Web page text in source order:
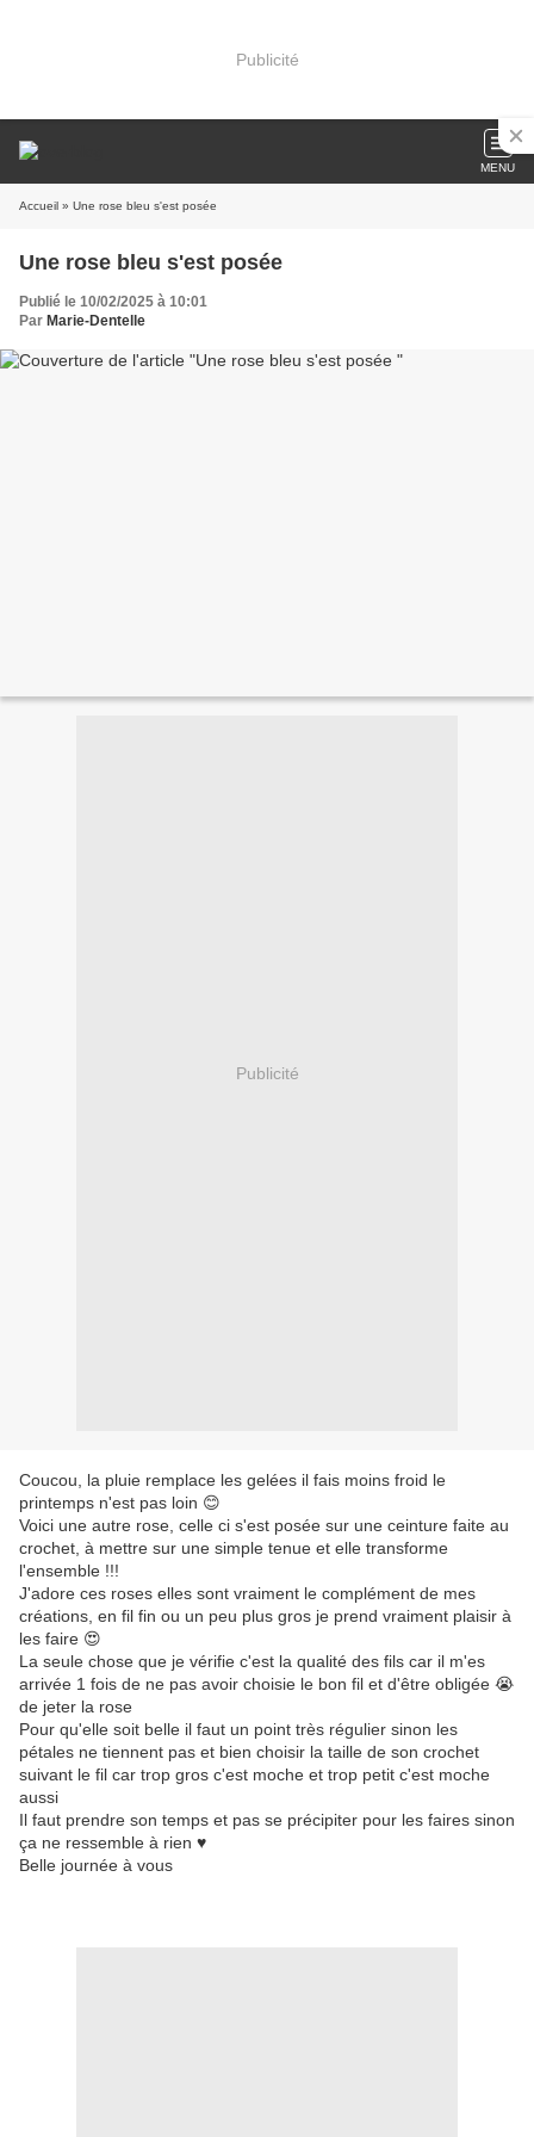
Publicité
MENU
Accueil » Une rose bleu s'est posée
Une rose bleu s'est posée
Publié le 10/02/2025 à 10:01
Par Marie-Dentelle
Publicité
Coucou, la pluie remplace les gelées il fais moins froid le
printemps n'est pas loin 😊
Voici une autre rose, celle ci s'est posée sur une ceinture faite au
crochet, à mettre sur une simple tenue et elle transforme
l'ensemble !!!
J'adore ces roses elles sont vraiment le complément de mes
créations, en fil fin ou un peu plus gros je prend vraiment plaisir à
les faire 😍
La seule chose que je vérifie c'est la qualité des fils car il m'es
arrivée 1 fois de ne pas avoir choisie le bon fil et d'être obligée 😭
de jeter la rose
Pour qu'elle soit belle il faut un point très régulier sinon les
pétales ne tiennent pas et bien choisir la taille de son crochet
suivant le fil car trop gros c'est moche et trop petit c'est moche
aussi
Il faut prendre son temps et pas se précipiter pour les faires sinon
ça ne ressemble à rien ♥
Belle journée à vous